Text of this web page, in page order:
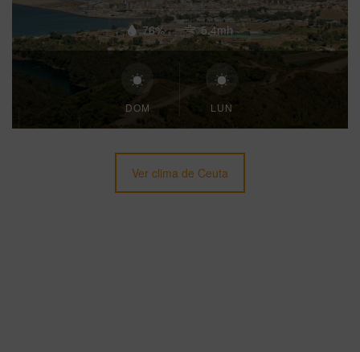
76% 5.4mh
DOM LUN
Ver clima de Ceuta